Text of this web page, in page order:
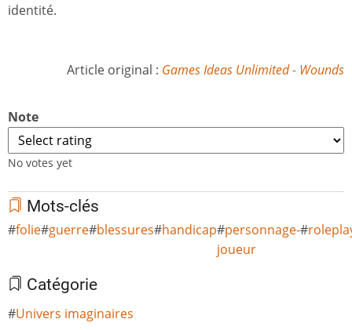
identité.
Article original : Games Ideas Unlimited - Wounds
Note
No votes yet
Mots-clés
folie guerre blessures handicap personnage-
joueur
Catégorie
Univers imaginaires